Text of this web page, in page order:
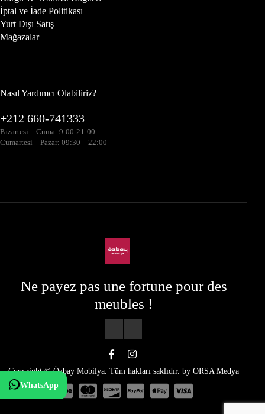
İptal ve İade Politikası
Yurt Dışı Satış
Mağazalar
Nasıl Yardımcı Olabiliriz?
+212 660-741333
Pazartesi – Cuma: 9:00-21:00
Cumartesi – Pazar: 09:30 – 22:00
Ne payez pas une fortune pour des
meubles !
Copyright © Özbay Mobilya. Tüm hakları saklıdır. by ORSA Medya
WhatsApp